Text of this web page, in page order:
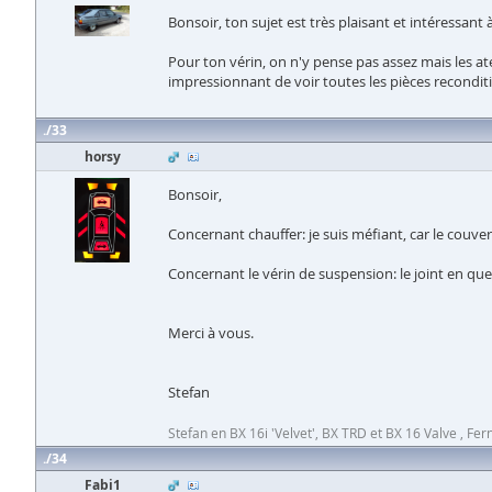
Bonsoir, ton sujet est très plaisant et intéressant
Pour ton vérin, on n'y pense pas assez mais les
impressionnant de voir toutes les pièces
33
horsy
Bonsoir,
Concernant chauffer: je suis méfiant, car le
Concernant le vérin de suspension: le joint en
Merci à vous.
Stefan
Stefan en BX 16i 'Velvet', BX TRD et BX 16 Valve ,
34
Fabi1